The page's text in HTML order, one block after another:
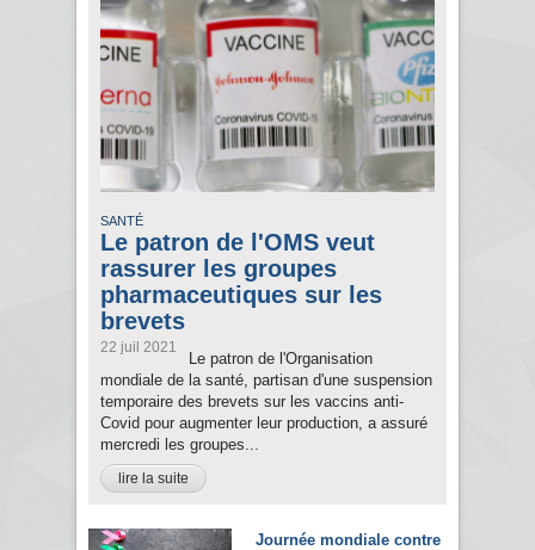
SANTÉ
Le patron de l'OMS veut
rassurer les groupes
pharmaceutiques sur les
brevets
22 juil 2021
Le patron de l'Organisation
mondiale de la santé, partisan d'une suspension
temporaire des brevets sur les vaccins anti-
Covid pour augmenter leur production, a assuré
mercredi les groupes...
lire la suite
Journée mondiale contre